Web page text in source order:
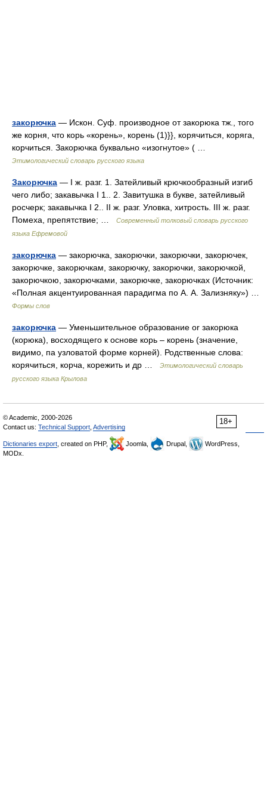
закорючка — Искон. Суф. производное от закорюка тж., того
же корня, что корь «корень», корень (1)}}, корячиться, коряга,
корчиться. Закорючка буквально «изогнутое» ( …
Этимологический словарь русского языка
Закорючка — I ж. разг. 1. Затейливый крючкообразный изгиб
чего либо; закавычка I 1.. 2. Завитушка в букве, затейливый
росчерк; закавычка I 2.. II ж. разг. Уловка, хитрость. III ж. разг.
Помеха, препятствие; …
Современный толковый словарь русского
языка Ефремовой
закорючка — закорючка, закорючки, закорючки, закорючек,
закорючке, закорючкам, закорючку, закорючки, закорючкой,
закорючкою, закорючками, закорючке, закорючках (Источник:
«Полная акцентуированная парадигма по А. А. Зализняку») …
Формы слов
закорючка — Уменьшительное образование or закорюка
(корюка), восходящего к основе корь – корень (значение,
видимо, па узловатой форме корней). Родственные слова:
корячиться, корча, корежить и др …
Этимологический словарь
русского языка Крылова
18+
© Academic, 2000-2026
Contact us: Technical Support Advertising
Dictionaries export , created on PHP, Joomla, Drupal,
WordPress,
MODx.